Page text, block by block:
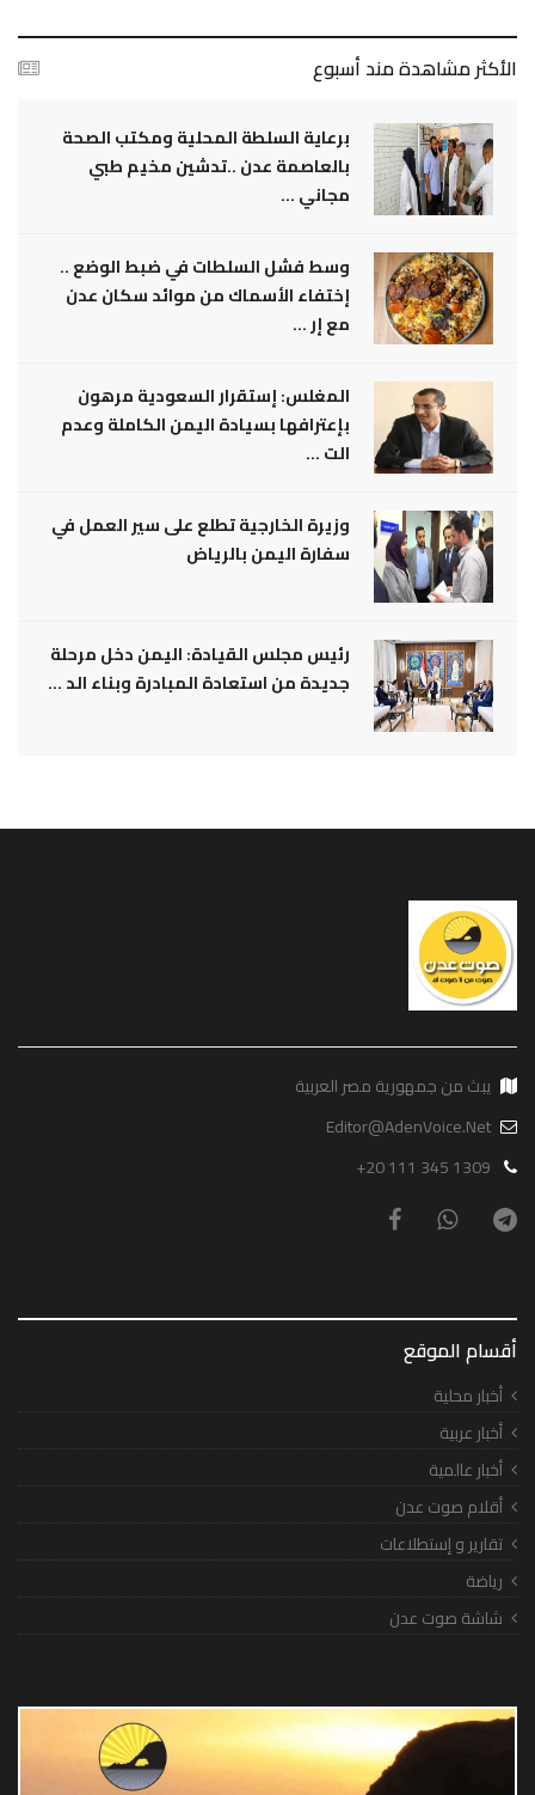
الأكثر مشاهدة مند أسبوع
برعاية السلطة المحلية ومكتب الصحة
بالعاصمة عدن ..تدشين مخيم طبي
مجاني ...
وسط فشل السلطات في ضبط الوضع ..
إختفاء الأسماك من موائد سكان عدن
مع إر ...
المغلس: إستقرار السعودية مرهون
بإعترافها بسيادة اليمن الكاملة وعدم
الت ...
وزيرة الخارجية تطلع على سير العمل في
سفارة اليمن بالرياض
رئيس مجلس القيادة: اليمن دخل مرحلة
جديدة من استعادة المبادرة وبناء الد ...
يبث من جمهورية مصر العربية
Editor@AdenVoice.Net
+20 111 345 1309
أقسام الموقع
أخبار محلية
أخبار عربية
أخبار عالمية
أقلام صوت عدن
تقارير و إستطلاعات
رياضة
شاشة صوت عدن